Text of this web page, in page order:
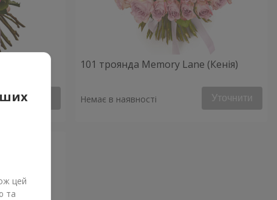
Уточнити
101 троянда Memory Lane (Кенія)
Немає в наявності Уточнити
цей
та